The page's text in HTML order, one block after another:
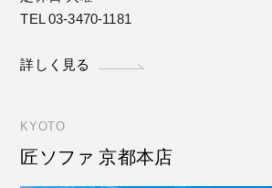
TEL 03-3470-1181
詳しく見る
KYOTO
匠ソファ 京都本店